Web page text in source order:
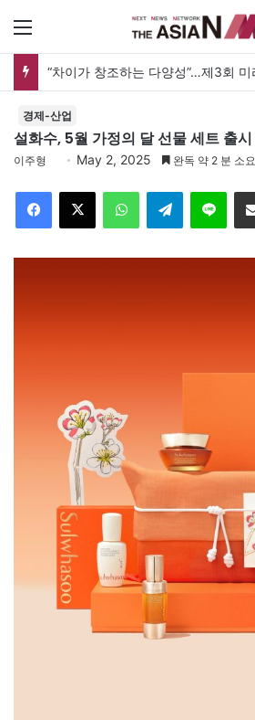
메뉴
경제-산업
설화수, 5월 가정의 달 선물 세트 출시
이주형 May 2, 2025 완독 약 2 분 소요
Facebook
X WhatsAppTelegramLine